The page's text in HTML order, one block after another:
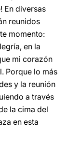
En diversas
reunidos
momento:
en la
mi corazón
Porque lo más
y la reunión
a través
la cima del
en esta